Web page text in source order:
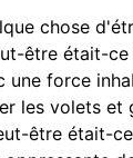
chose
être était-
une force
les volets et
être était-